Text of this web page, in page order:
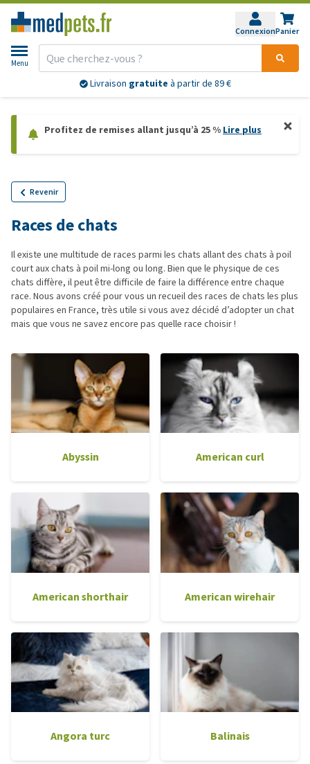
ConnexionPanier
Menu
Livraison gratuite à partir de 89 €
Profitez de remises allant jusqu’à 25 % Lire plus
Revenir
Races de chats
Il existe une multitude de races parmi les chats allant des chats à poil
court aux chats à poil mi-long ou long. Bien que le physique de ces
chats diffère, il peut être difficile de faire la différence entre chaque
race. Nous avons créé pour vous un recueil des races de chats les plus
populaires en France, très utile si vous avez décidé d’adopter un chat
mais que vous ne savez encore pas quelle race choisir !
Abyssin American curl
American shorthair American wirehair
Angora turc Balinais